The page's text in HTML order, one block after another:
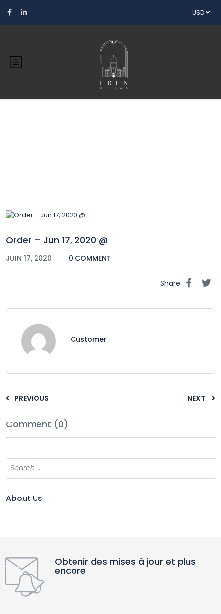
USD
Order – Jun 17, 2020 @
JUIN 17, 2020 0 COMMENT
Share
Customer
PREVIOUS NEXT
Comment (0)
About Us
Obtenir des mises à jour et plus
encore